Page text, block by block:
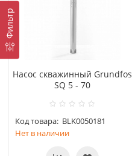
Фильтр
Насос скважинный Grundfos
SQ 5 - 70
Код товара: BLK0050181
Нет в наличии